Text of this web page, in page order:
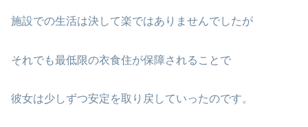
施設での生活は決して楽ではありませんでしたが
それでも最低限の衣食住が保障されることで
彼女は少しずつ安定を取り戻していったのです。